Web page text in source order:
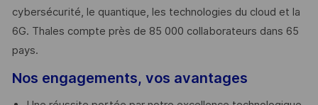
cybersécurité, le quantique, les technologies du cloud et la
6G. Thales compte près de 85 000 collaborateurs dans 65
pays. ​
Nos engagements, vos avantages